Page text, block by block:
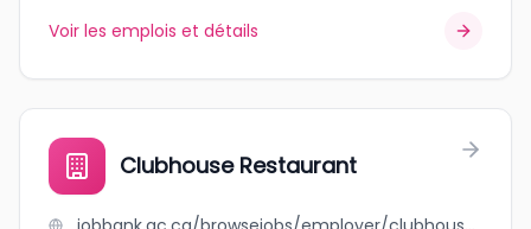
Voir les emplois et détails
Clubhouse Restaurant